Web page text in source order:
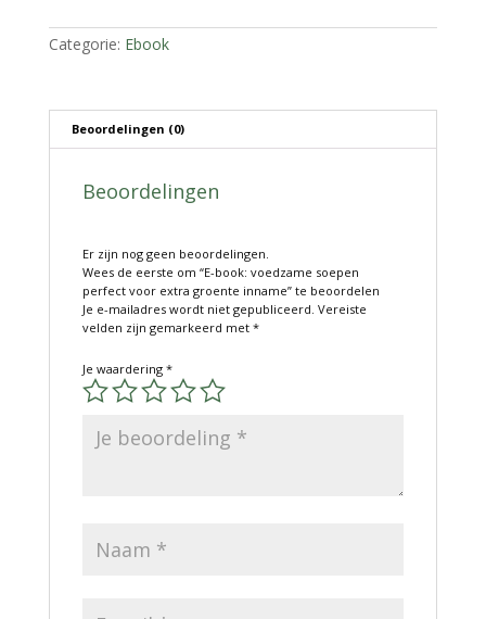
inname
aantal
Categorie: Ebook
Beoordelingen (0)
Beoordelingen
Er zijn nog geen beoordelingen.
Wees de eerste om “E-book: voedzame soepen
perfect voor extra groente inname” te beoordelen
Je e-mailadres wordt niet gepubliceerd. Vereiste
velden zijn gemarkeerd met *
Je waardering *